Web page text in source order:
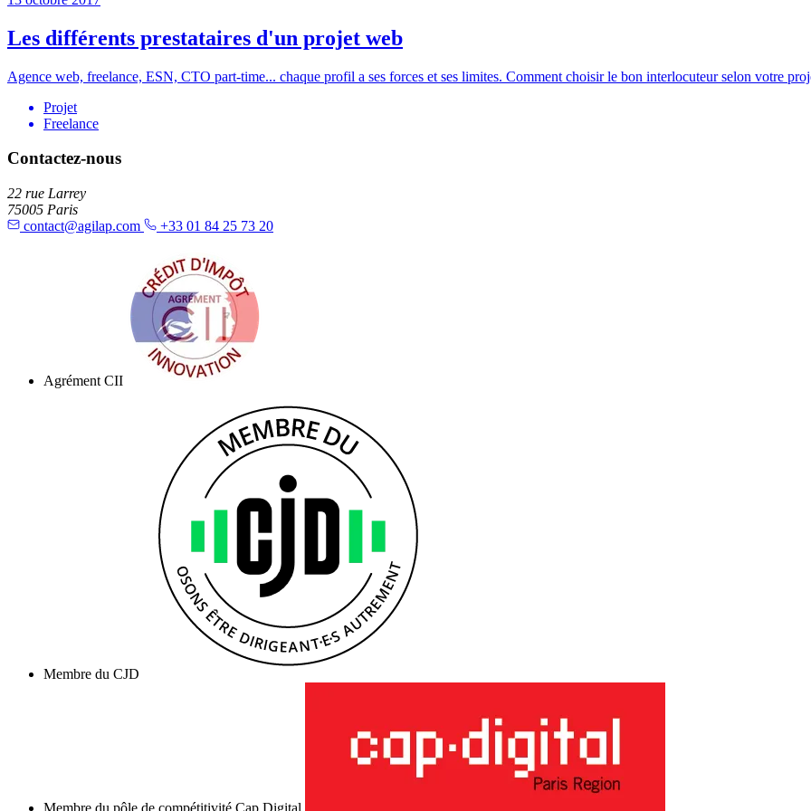
Les différents prestataires d'un projet web
Agence web, freelance, ESN, CTO part-time... chaque profil a ses forces et ses limites. Comment choisir le bon interlocuteur selon votre
Projet
Freelance
Contactez-nous
22 rue Larrey
75005 Paris
contact@agilap.com
+33 01 84 25 73 20
Agrément CII
Membre du CJD